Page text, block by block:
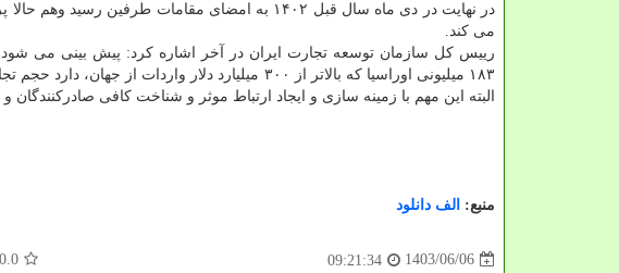
در نهایت در دی ماه سال قبل ۱۴۰۲ به امضای
می کند.
رییس کل سازمان توسعه تجارت ایران در آخر اشاره کرد: پیش بینی می
۱۸۳ میلیونی اوراسیا که بالاتر از ۳۰۰ میلیارد دلار واردات از جهان، دارد حجم تجارت فیمابین و صادرات کشورمان جهش قابل توجهی را
البته این مهم با زمینه سازی و ایجاد ارتباط موثر و شناخت کافی صادرکنندگان
منبع: الف دانلود
1403/06/06
09:21:34
0.0